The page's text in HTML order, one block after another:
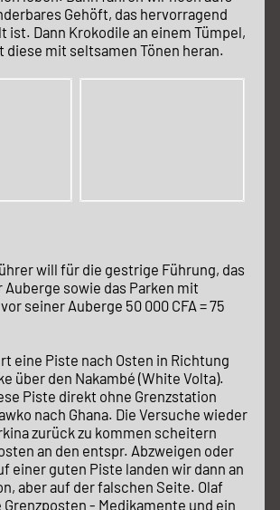
Gehöft, das hervorragend
ist. Dann Krokodile an einem Tümpel,
diese mit seltsamen Tönen heran.
will für die gestrige Führung, das
Auberge sowie das Parken mit
seiner Auberge 50 000 CFA = 75
eine Piste nach Osten in Richtung
über den Nakambé (White Volta).
Piste direkt ohne Grenzstation
nach Ghana. Die Versuche wieder
zurück zu kommen scheitern
an den entspr. Abzweigen oder
einer guten Piste landen wir dann an
aber auf der falschen Seite. Olaf
- Medikamente und ein